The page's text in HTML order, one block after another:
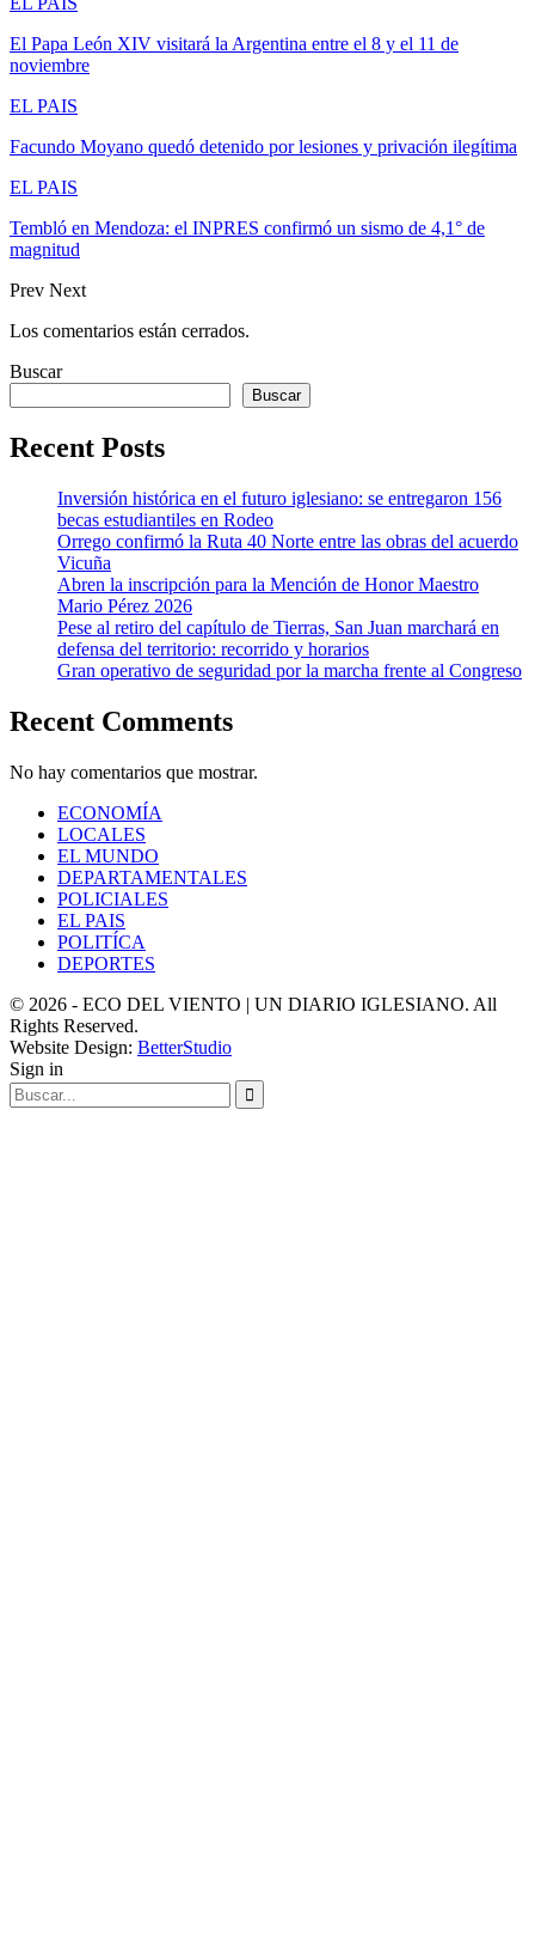
El Papa León XIV visitará la Argentina entre el 8 y el 11 de
noviembre
EL PAIS
Facundo Moyano quedó detenido por lesiones y privación ilegítima
EL PAIS
Tembló en Mendoza: el INPRES confirmó un sismo de 4,1° de
magnitud
Prev Next
Los comentarios están cerrados.
Buscar
Buscar
Recent Posts
Inversión histórica en el futuro iglesiano: se entregaron 156
becas estudiantiles en Rodeo
Orrego confirmó la Ruta 40 Norte entre las obras del acuerdo
Vicuña
Abren la inscripción para la Mención de Honor Maestro
Mario Pérez 2026
Pese al retiro del capítulo de Tierras, San Juan marchará en
defensa del territorio: recorrido y horarios
Gran operativo de seguridad por la marcha frente al Congreso
Recent Comments
No hay comentarios que mostrar.
ECONOMÍA
LOCALES
EL MUNDO
DEPARTAMENTALES
POLICIALES
EL PAIS
POLITÍCA
DEPORTES
© 2026 - ECO DEL VIENTO | UN DIARIO IGLESIANO. All
Rights Reserved.
Website Design: BetterStudio
Sign in